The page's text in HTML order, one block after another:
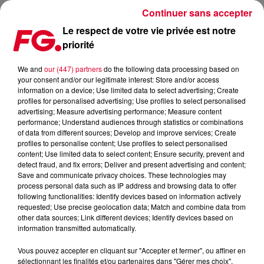
CHILL, HOUSE, TOUT EST BON DANS LE DERNIER MØME &
Publié : 3 juillet 2024 à 7h39 par Antony HARARI
Le respect de votre vie privée est notre
priorité
We and our (447) partnersdo the following data processing based on
your consent and/or our legitimate interest: Store and/or access
information on a device; Use limited data to select advertising; Create
profiles for personalised advertising; Use profiles to select personalised
advertising; Measure advertising performance; Measure content
performance; Understand audiences through statistics or combinations
of data from different sources; Develop and improve services; Create
profiles to personalise content; Use profiles to select personalised
content; Use limited data to select content; Ensure security, prevent and
detect fraud, and fix errors; Deliver and present advertising and content;
Save and communicate privacy choices. These technologies may
process personal data such as IP address and browsing data to offer
following functionalities: Identify devices based on information actively
requested; Use precise geolocation data; Match and combine data from
other data sources; Link different devices; Identify devices based on
information transmitted automatically.
Vous pouvez accepter en cliquant sur "Accepter et fermer", ou affiner en
sélectionnant les finalités et/ou partenaires dans "Gérer mes choix".
Continuer sans accepter